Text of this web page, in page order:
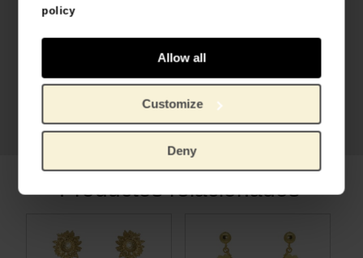
policy
Allow all
Customize
Deny
Vincent van Gogh,Los Girasoles,
1889
Productos relacionados